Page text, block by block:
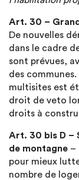
Art. 30 –
De nouvelles
dans le cadre
sont prévues,
des
multisites est
droit de veto
droits à
Art. 30 bis D –
de montagne –
pour mieux
nombre de